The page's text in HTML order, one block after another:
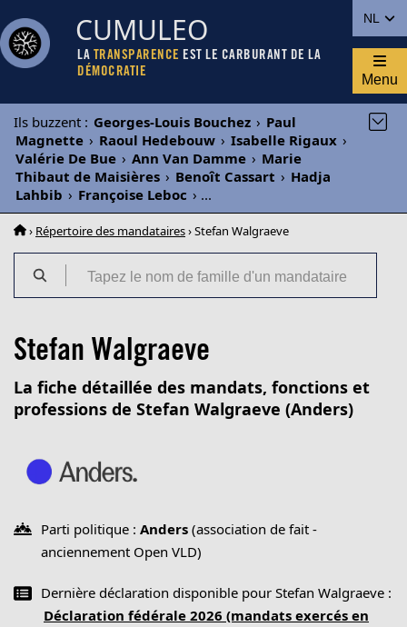
NL
CUMULEO
LA TRANSPARENCE EST LE CARBURANT DE LA
DÉMOCRATIE
Menu
Ils buzzent : Georges-Louis Bouchez › Paul
Magnette › Raoul Hedebouw › Isabelle Rigaux ›
Valérie De Bue › Ann Van Damme › Marie
Thibaut de Maisières › Benoît Cassart › Hadja
Lahbib › Françoise Leboc › ...
› Répertoire des mandataires› Stefan Walgraeve
Stefan Walgraeve
La fiche détaillée des mandats, fonctions et
professions de Stefan Walgraeve (Anders)
Parti politique : Anders (association de fait -
anciennement Open VLD)
Dernière déclaration disponible pour Stefan Walgraeve :
Déclaration fédérale 2026 (mandats exercés en